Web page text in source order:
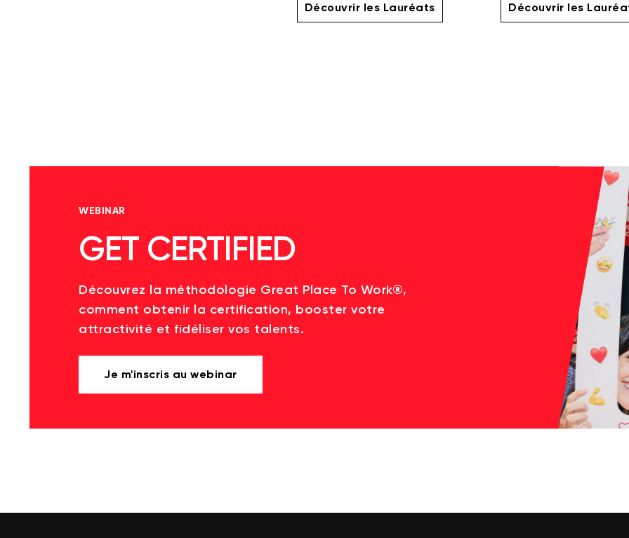
Découvrir les Lauréats Découvrir les
WEBINAR
GET CERTIFIED
Découvrez la méthodologie Great Place To Work®,
comment obtenir la certification, booster votre
attractivité et fidéliser vos talents.
Je m'inscris au webinar